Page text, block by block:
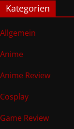
Kategorien
Allgemein
Anime
Anime Review
Cosplay
Game Review